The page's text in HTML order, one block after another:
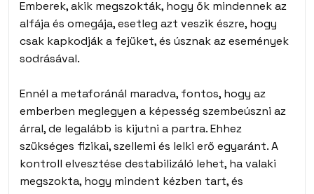
Emberek, akik megszokták, hogy ők mindennek az
alfája és omegája, esetleg azt veszik észre, hogy
csak kapkodják a fejüket, és úsznak az események
sodrásával.
Ennél a metaforánál maradva, fontos, hogy az
emberben meglegyen a képesség szembeúszni az
árral, de legalább is kijutni a partra. Ehhez
szükséges fizikai, szellemi és lelki erő egyaránt. A
kontroll elvesztése destabilizáló lehet, ha valaki
megszokta, hogy mindent kézben tart, és